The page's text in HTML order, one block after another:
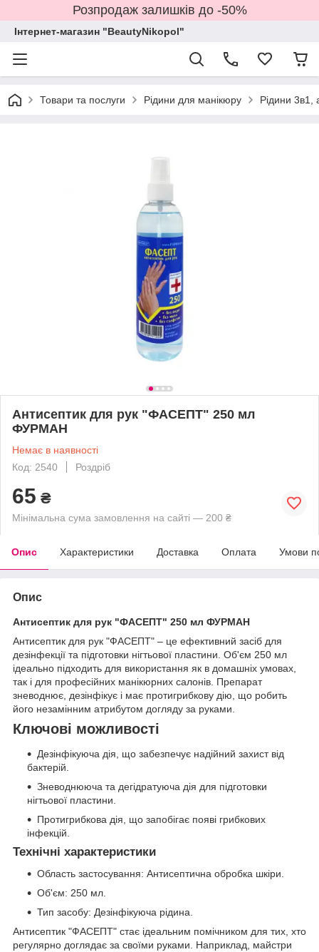
Розпродаж залишків до -50%
Інтернет-магазин "BeautyNikopol"
Товари та послуги Рідини для манікюру Рідини 3в1,
Антисептик для рук "ФАСЕПТ" 250 мл
ФУРМАН
Немає в наявності
Код: 2540
Роздріб
65 ₴
Мінімальна сума замовлення на сайті — 200 ₴
Опис Характеристики Доставка Оплата Умови
Опис
Антисептик для рук "ФАСЕПТ" 250 мл ФУРМАН
Антисептик для рук "ФАСЕПТ" – це ефективний засіб для
дезінфекції та підготовки нігтьової пластини. Об'єм 250 мл
ідеально підходить для використання як в домашніх умовах,
так і для професійних манікюрних салонів. Препарат
зневоднює, дезінфікує і має протигрибкову дію, що робить
його незамінним атрибутом догляду за руками.
Ключові можливості
Дезінфікуюча дія, що забезпечує надійний захист від
бактерій.
Зневоднююча та дегідратуюча дія для підготовки
нігтьової пластини.
Протигрибкова дія, що запобігає появі грибкових
інфекцій.
Технічні характеристики
Область застосування: Антисептична обробка шкіри.
Об'єм: 250 мл.
Тип засобу: Дезінфікуюча рідина.
Антисептик "ФАСЕПТ" стає ідеальним помічником для тих, хто
регулярно доглядає за своїми руками. Наприклад, майстри